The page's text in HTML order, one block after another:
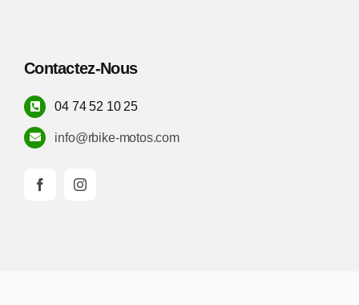
Contactez-Nous
04 74 52 10 25
info@rbike-motos.com